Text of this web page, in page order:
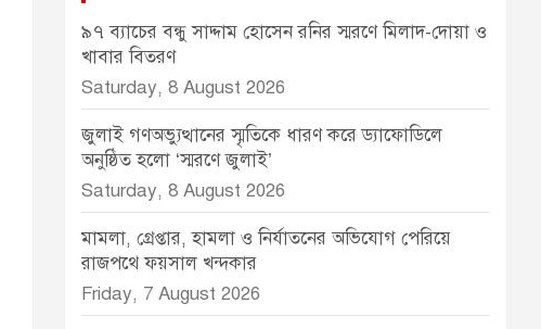
৯৭ ব্যাচের বন্ধু সাদ্দাম হোসেন রনির স্মরণে মিলাদ-দোয়া ও
খাবার বিতরণ
Saturday, 8 August 2026
জুলাই গণঅভ্যুত্থানের স্মৃতিকে ধারণ করে ড্যাফোডিলে
অনুষ্ঠিত হলো ‘স্মরণে জুলাই’
Saturday, 8 August 2026
মামলা, গ্রেপ্তার, হামলা ও নির্যাতনের অভিযোগ পেরিয়ে
রাজপথে ফয়সাল খন্দকার
Friday, 7 August 2026